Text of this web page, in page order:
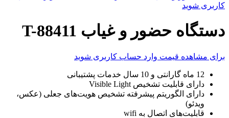
کاربری شوید
دستگاه حضور و غیاب T-88411
برای مشاهده قیمت وارد حساب کاربری شوید
12 ماه گارانتی و 10 سال خدمات پشتیبانی
دارای قابلیت تشخیص Visible Light
دارای الگوریتم پیشرفته تشخیص هویت‌های جعلی (عکس،
ویدئو)
قابلیت‌های اتصال به wifi